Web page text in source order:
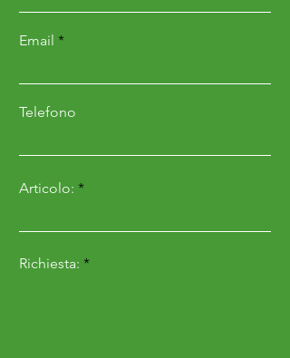
Email
Telefono
Articolo:
Richiesta: